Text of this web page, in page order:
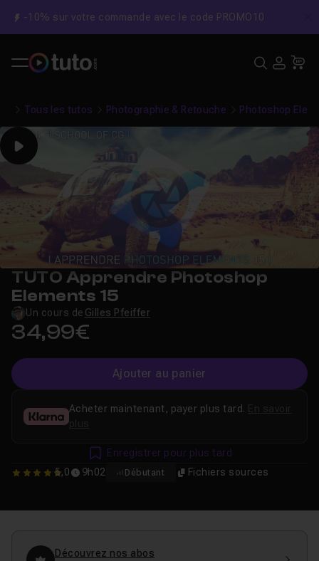
-10% sur votre commande avec le code PROMO10
Tous les tutos Photographie & Retouche Photoshop
Play
TUTO Apprendre Photoshop
Elements 15
Un cours de Gilles Pfeiffer
34,99€
Ajouter au panier
5 5,0 9h02 Débutant Fichiers sources
Acheter maintenant, payer plus tard.
plus
Enregistrer pour plus tard
Découvrez nos abos